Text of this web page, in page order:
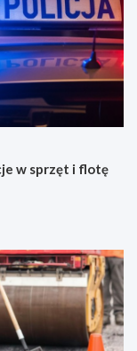
w sprzęt i flotę